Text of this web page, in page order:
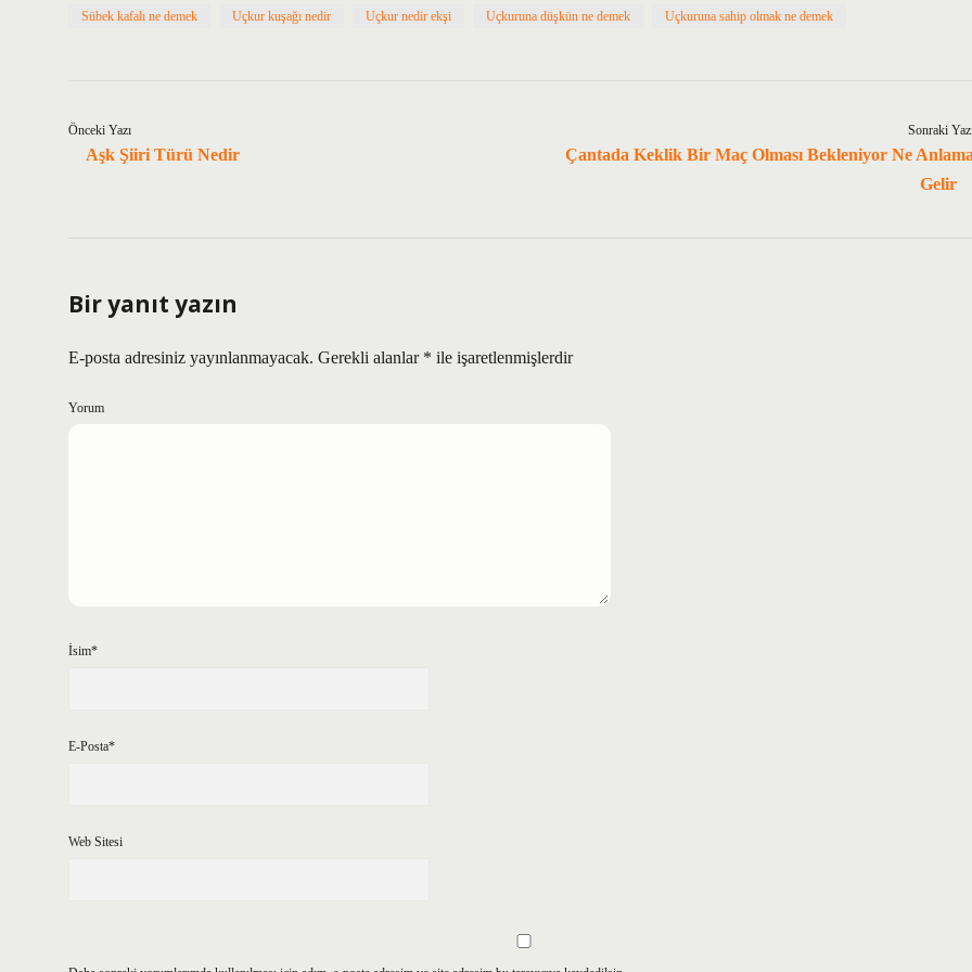
Sübek kafalı ne demek Uçkur kuşağı nedir Uçkur nedir ekşi Uçkuruna düşkün ne demek Uçkuruna sahip olmak ne demek
Önceki Yazı
Aşk Şiiri Türü Nedir
Sonraki
Çantada Keklik Bir Maç Olması Bekleniyor Ne
Gelir
Bir yanıt yazın
E-posta adresiniz yayınlanmayacak. Gerekli alanlar * ile işaretlenmişlerdir
Yorum
İsim*
E-Posta*
Web Sitesi